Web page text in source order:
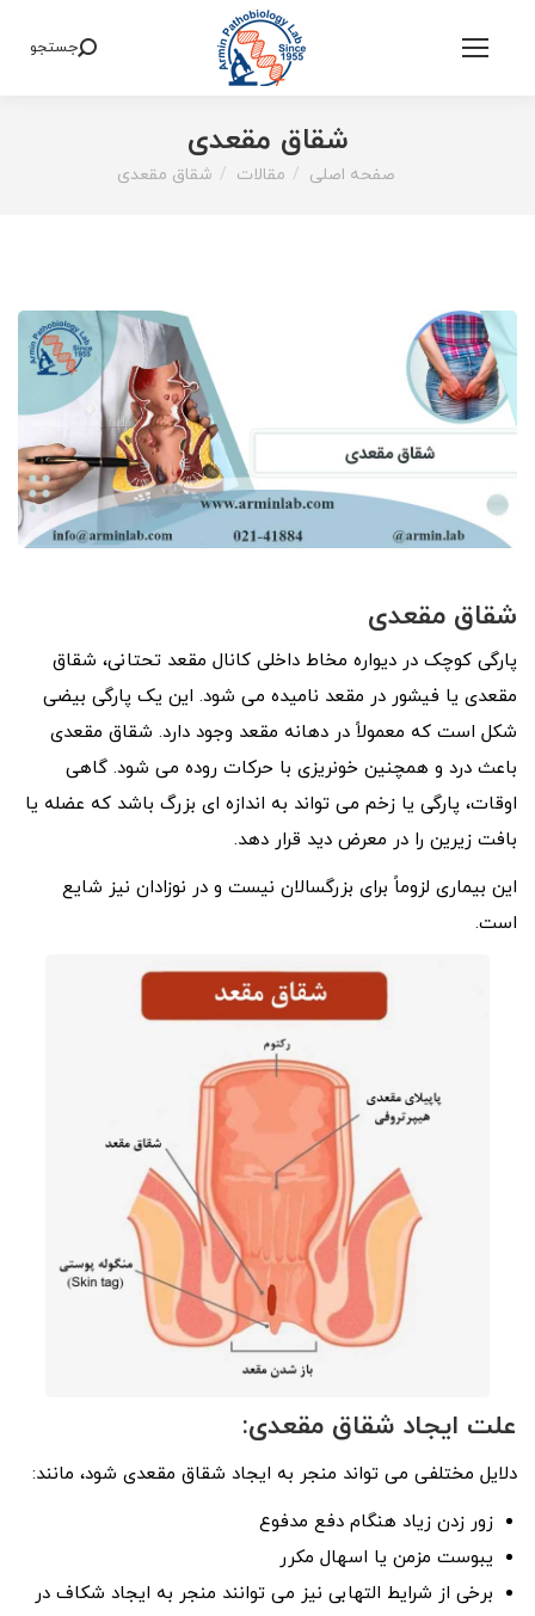
Search:
جستجو
شقاق مقعدی
You are here:
صفحه اصلی مقالات شقاق مقعدی
شقاق مقعدی
پارگی کوچک در دیواره مخاط داخلی کانال مقعد تحتانی، شقاق
مقعدی یا فیشور در مقعد نامیده می شود. این یک پارگی بیضی
شکل است که معمولاً در دهانه مقعد وجود دارد. شقاق مقعدی
باعث درد و همچنین خونریزی با حرکات روده می شود. گاهی
اوقات، پارگی یا زخم می تواند به اندازه ای بزرگ باشد که عضله یا
بافت زیرین را در معرض دید قرار دهد.
این بیماری لزوماً برای بزرگسالان نیست و در نوزادان نیز شایع
است.
علت ایجاد شقاق مقعدی:
دلایل مختلفی می تواند منجر به ایجاد شقاق مقعدی شود، مانند:
زور زدن زیاد هنگام دفع مدفوع
یبوست مزمن یا اسهال مکرر
برخی از شرایط التهابی نیز می توانند منجر به ایجاد شکاف در